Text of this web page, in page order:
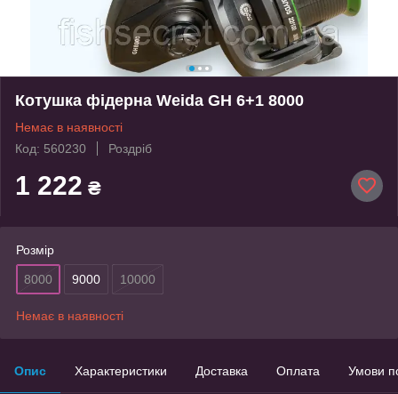
Котушка фідерна Weida GH 6+1 8000
Немає в наявності
Код: 560230
Роздріб
1 222 ₴
Розмір
8000 9000 10000
Немає в наявності
Опис Характеристики Доставка Оплата Умови